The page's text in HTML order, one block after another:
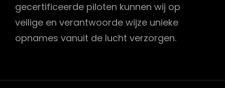
gecertificeerde piloten kunnen wij op
veilige en verantwoorde wijze unieke
opnames vanuit de lucht verzorgen.